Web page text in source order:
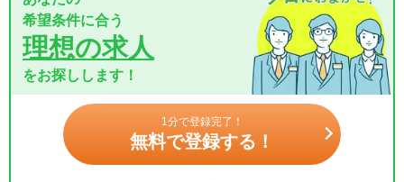
希望条件に合う
理想の求人
をお探しします！
1分で登録完了！
無料で登録する！